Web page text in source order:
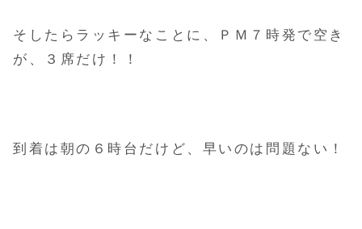
そしたらラッキーなことに、ＰＭ７時発で空き
が、３席だけ！！
到着は朝の６時台だけど、早いのは問題ない！